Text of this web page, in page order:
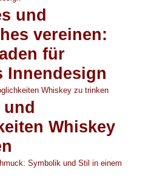
und
vereinen:
für
Innendesign
Whiskey